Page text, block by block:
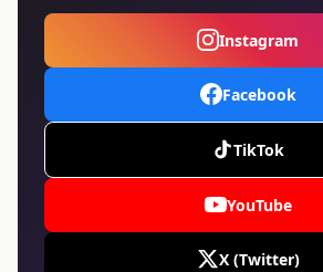
Instagram
Facebook
TikTok
YouTube
X (Twitter)